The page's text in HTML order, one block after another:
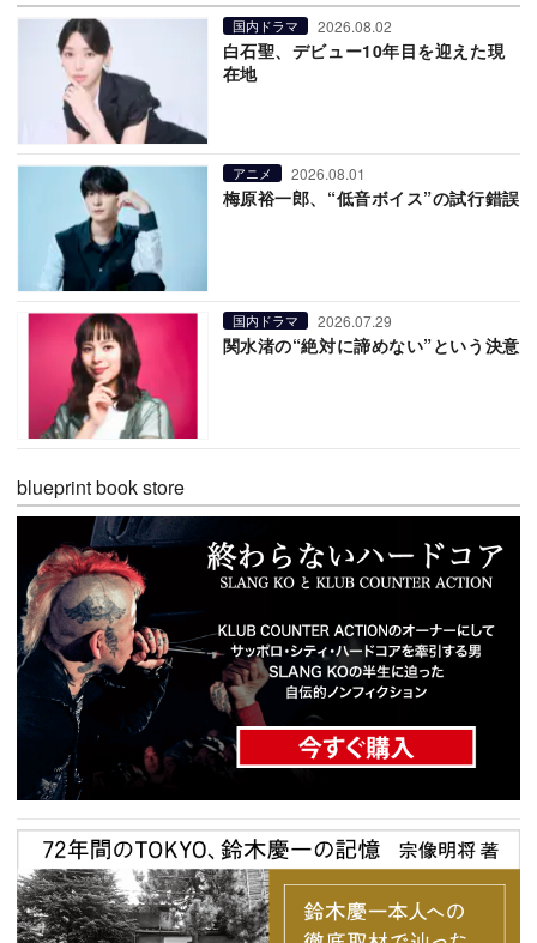
国内ドラマ 2026.08.02
白石聖、デビュー10年目を迎えた現
在地
アニメ 2026.08.01
梅原裕一郎、“低音ボイス”の試行錯誤
国内ドラマ 2026.07.29
関水渚の“絶対に諦めない”という決意
blueprint book store